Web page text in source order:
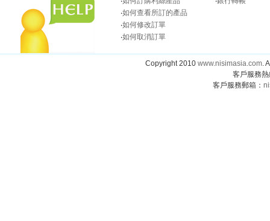
‧如何查看所訂的產品
‧如何修改訂單
‧如何取消訂單
Copyright 2010 www.nisimasia.com.
客戶服務
客戶服務郵箱：